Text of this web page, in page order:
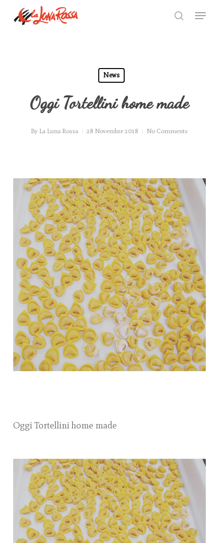
search
Menu
News
Oggi Tortellini home made
By La Luna Rossa 28 Novembre 2018 No Comments
Oggi Tortellini home made